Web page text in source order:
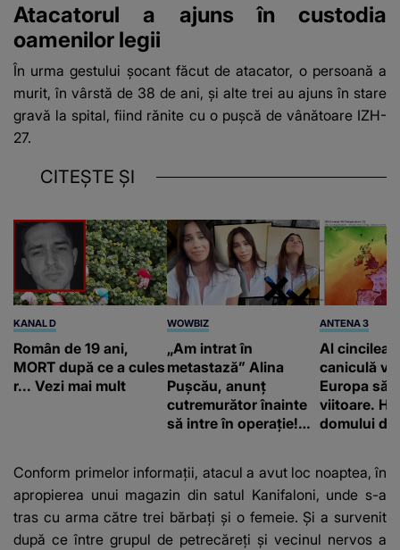
Atacatorul a ajuns în custodia
oamenilor legii
În urma gestului șocant făcut de atacator, o persoană a
murit, în vârstă de 38 de ani, și alte trei au ajuns în stare
gravă la spital, fiind rănite cu o puşcă de vânătoare IZH-
27.
CITEȘTE ȘI
KANAL D
Român de 19 ani,
MORT după ce a cules
r... Vezi mai mult
WOWBIZ
„Am intrat în
metastază” Alina
Pușcău, anunț
cutremurător înainte
să intre în operație!
fanilor
ANTENA 3
Al cincilea
caniculă
Europa
viitoare.
domului de
Conform primelor informații, atacul a avut loc noaptea, în
apropierea unui magazin din satul Kanifaloni, unde s-a
tras cu arma către trei bărbaţi şi o femeie. Și a survenit
după ce între grupul de petrecăreți și vecinul nervos a